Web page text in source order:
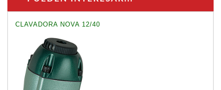
CLAVADORA NOVA 12/40